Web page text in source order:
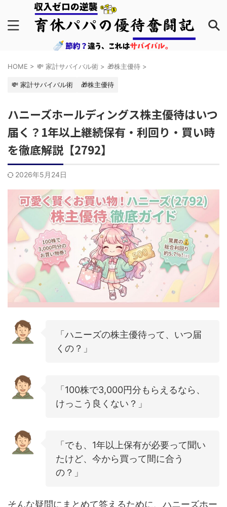
HOME > 💸 家計サバイバル術 > 🎁株主優待 >
💸 家計サバイバル術 🎁株主優待
ハニーズホールディングス株主優待はいつ
届く？1年以上継続保有・利回り・買い時
を徹底解説【2792】
2026年5月24日
「ハニーズの株主優待って、いつ届
くの？」
「100株で3,000円分もらえるなら、
けっこう良くない？」
「でも、1年以上保有が必要って聞い
たけど、今から買って間に合う
の？」
そんな疑問にまとめて答えるために、ハニーズホー